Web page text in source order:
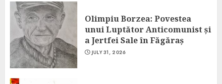
Olimpiu Borzea: Povestea
unui Luptător Anticomunist și
a Jertfei Sale în Făgăraș
JULY 31, 2026